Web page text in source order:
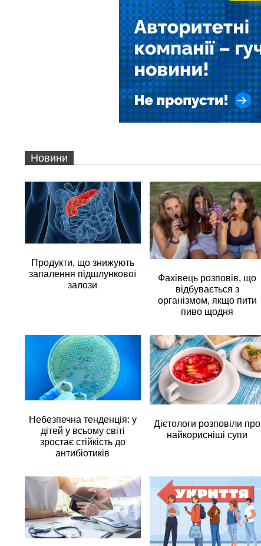
Новини
Продукти, що знижують
запалення підшлункової
залози
Фахівець розповів, що
відбувається з
організмом, якщо пити
пиво щодня
Небезпечна тенденція: у
дітей у всьому світі
зростає стійкість до
антибіотиків
Дієтологи розповіли про
найкорисніші супи